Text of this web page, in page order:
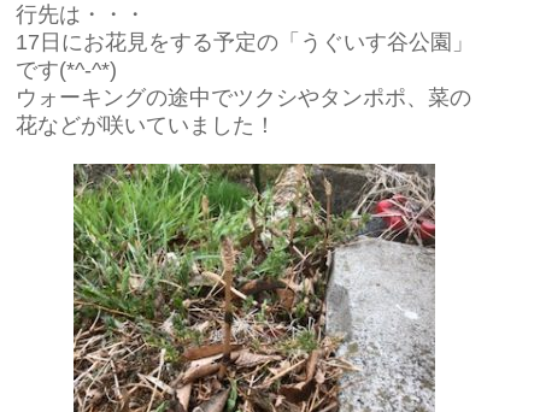
行先は・・・
17日にお花見をする予定の「うぐいす谷公園」
です(*^-^*)
ウォーキングの途中でツクシやタンポポ、菜の
花などが咲いていました！